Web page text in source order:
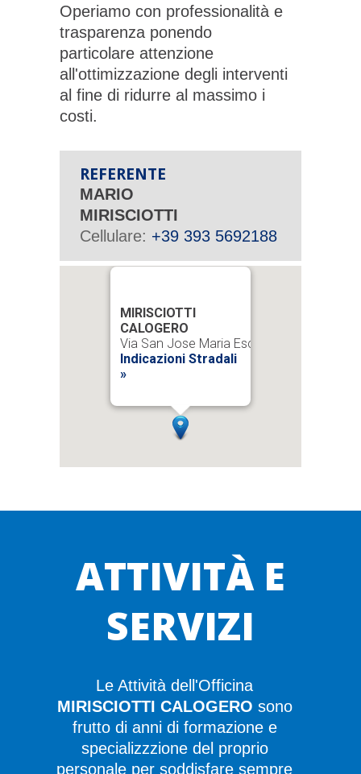
Operiamo con professionalità e
trasparenza ponendo
particolare attenzione
all'ottimizzazione degli interventi
al fine di ridurre al massimo i
costi.
REFERENTE
MARIO
MIRISCIOTTI
Cellulare: +39 393 5692188
MIRISCIOTTI
CALOGERO
Via San Jose Maria Escriva 771 94100
Indicazioni Stradali
»
ATTIVITÀ E
SERVIZI
Le Attività dell'Officina
MIRISCIOTTI CALOGERO sono
frutto di anni di formazione e
specializzzione del proprio
personale per soddisfare sempre